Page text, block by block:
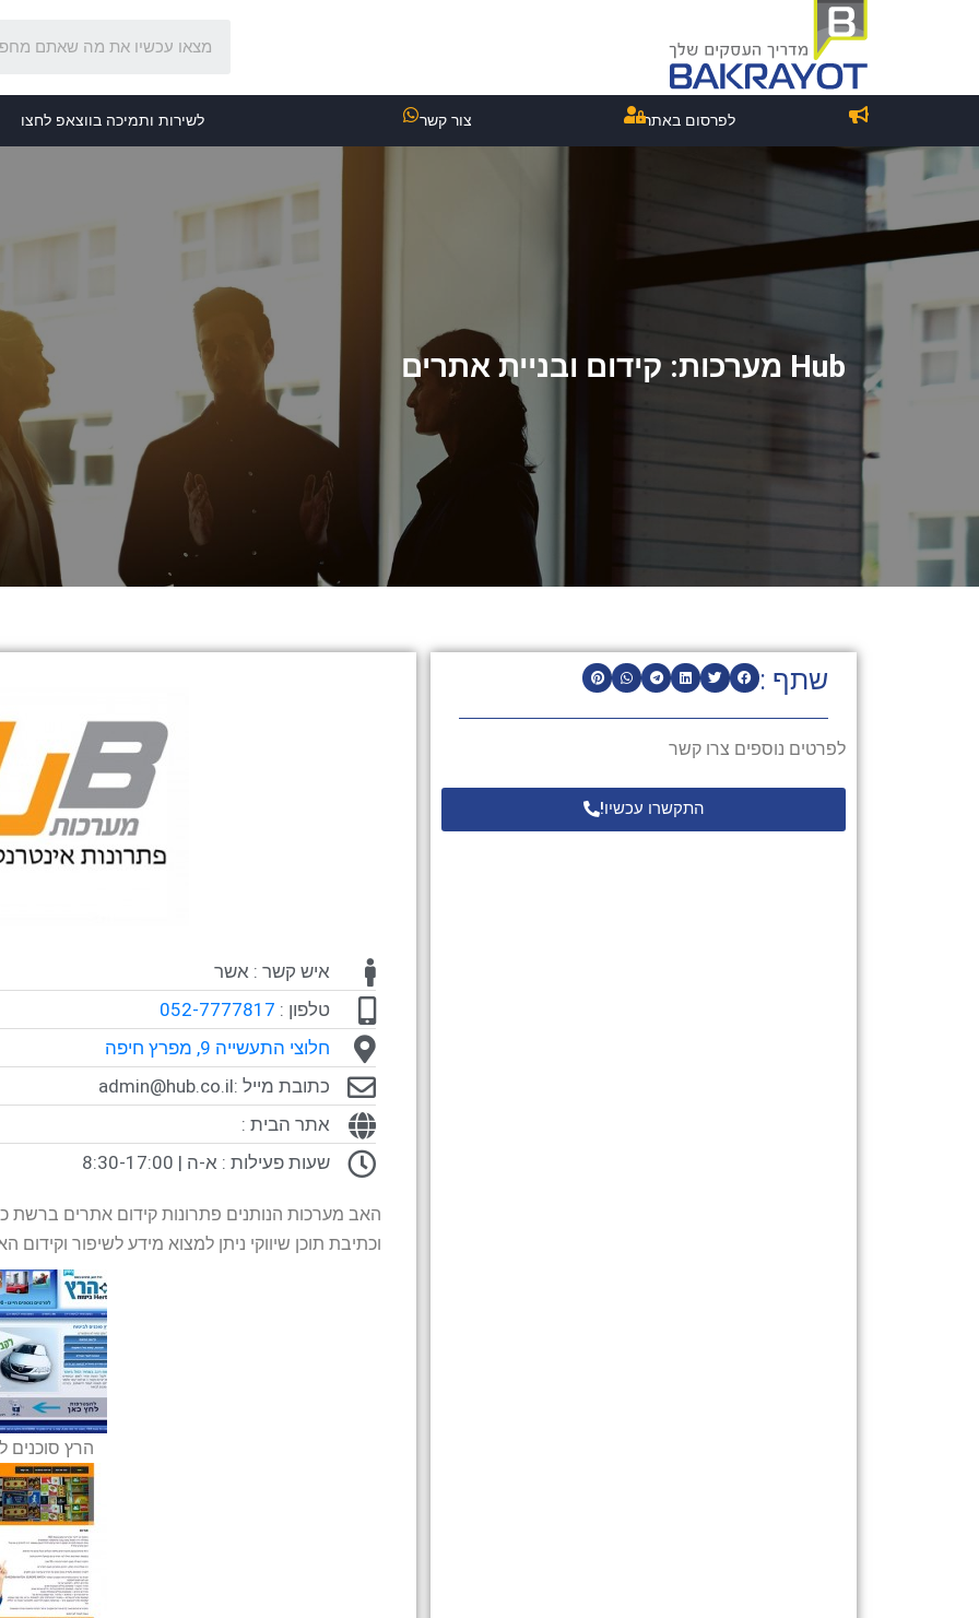
לפרסום באתר צור קשר לשירות ותמיכה בווצאפ לחצו
Hub מערכות: קידום ובניית אתרים
שתף :
לפרטים נוספים צרו קשר
התקשרו עכשיו!
איש קשר : אשר
טלפון : 052-7777817
חלוצי התעשייה 9, מפרץ חיפה
כתובת מייל :admin@hub.co.il
אתר הבית :
שעות פעילות : א-ה | 8:30-17:00
האב מערכות הנותנים פתרונות קידום אתרים ברשת
וכתיבת תוכן שיווקי ניתן למצוא מידע לשיפור וקידום
הרץ סוכנים